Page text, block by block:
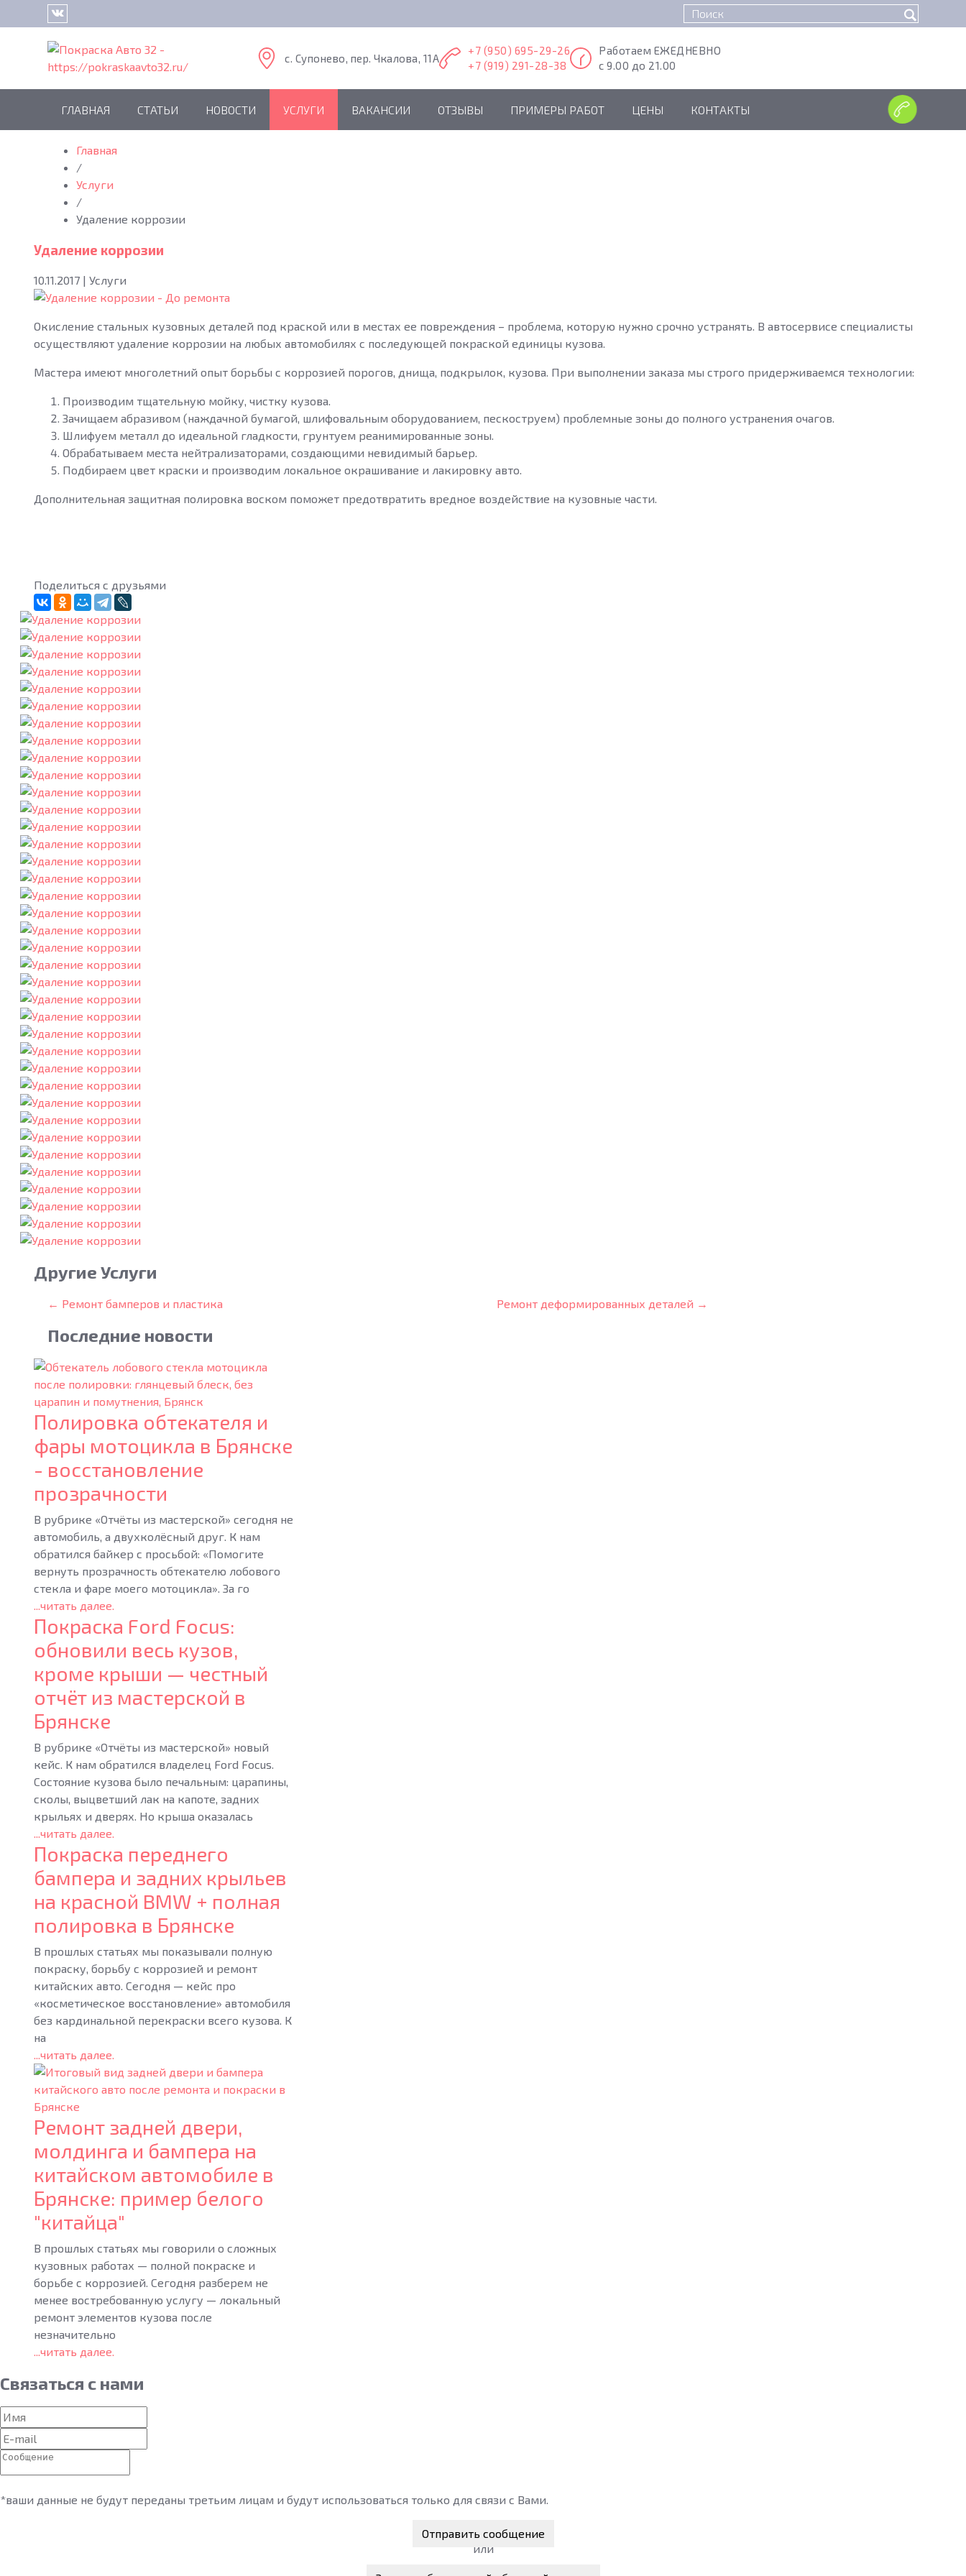
c. Супонево, пер. Чкалова, 11А
+7 (950) 695-29-26
+7 (919) 291-28-38
Работаем ЕЖЕДНЕВНО
с 9.00 до 21.00
ГЛАВНАЯ СТАТЬИ НОВОСТИ УСЛУГИ ВАКАНСИИ ОТЗЫВЫ ПРИМЕРЫ РАБОТ ЦЕНЫ КОНТАКТЫ
Главная
/
Услуги
/
Удаление коррозии
Удаление коррозии
10.11.2017 | Услуги
Окисление стальных кузовных деталей под краской или в местах ее повреждения – проблема, которую нужно срочно устранять. В автосервисе специалисты
осуществляют удаление коррозии на любых автомобилях с последующей покраской единицы кузова.
Мастера имеют многолетний опыт борьбы с коррозией порогов, днища, подкрылок, кузова. При выполнении заказа мы строго придерживаемся технологии:
Производим тщательную мойку, чистку кузова.
Зачищаем абразивом (наждачной бумагой, шлифовальным оборудованием, пескоструем) проблемные зоны до полного устранения очагов.
Шлифуем металл до идеальной гладкости, грунтуем реанимированные зоны.
Обрабатываем места нейтрализаторами, создающими невидимый барьер.
Подбираем цвет краски и производим локальное окрашивание и лакировку авто.
Дополнительная защитная полировка воском поможет предотвратить вредное воздействие на кузовные части.
Поделиться с друзьями
Другие Услуги
← Ремонт бамперов и пластика Ремонт деформированных деталей →
Последние новости
Полировка обтекателя и
фары мотоцикла в Брянске
- восстановление
прозрачности
В рубрике «Отчёты из мастерской» сегодня не
автомобиль, а двухколёсный друг. К нам
обратился байкер с просьбой: «Помогите
вернуть прозрачность обтекателю лобового
стекла и фаре моего мотоцикла». За го
...читать далее.
Покраска Ford Focus:
обновили весь кузов,
кроме крыши — честный
отчёт из мастерской в
Брянске
В рубрике «Отчёты из мастерской» новый
кейс. К нам обратился владелец Ford Focus.
Состояние кузова было печальным: царапины,
сколы, выцветший лак на капоте, задних
крыльях и дверях. Но крыша оказалась
...читать далее.
Покраска переднего
бампера и задних крыльев
на красной BMW + полная
полировка в Брянске
В прошлых статьях мы показывали полную
покраску, борьбу с коррозией и ремонт
китайских авто. Сегодня — кейс про
«косметическое восстановление» автомобиля
без кардинальной перекраски всего кузова. К
на
...читать далее.
Ремонт задней двери,
молдинга и бампера на
китайском автомобиле в
Брянске: пример белого
"китайца"
В прошлых статьях мы говорили о сложных
кузовных работах — полной покраске и
борьбе с коррозией. Сегодня разберем не
менее востребованную услугу — локальный
ремонт элементов кузова после
незначительно
...читать далее.
Связаться с нами
*ваши данные не будут переданы третьим лицам и будут использоваться только для связи с Вами.
Отправить сообщение
или